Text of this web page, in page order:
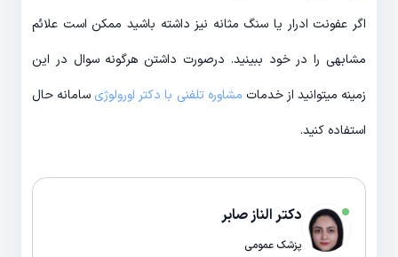
اگر عفونت ادرار یا سنگ مثانه نیز داشته باشید ممکن است علائم
مشابهی را در خود ببینید. درصورت داشتن هرگونه سوال در این
زمینه میتوانید از خدمات مشاوره تلفنی با دکتر اورولوژی سامانه حال
استفاده کنید.
دکتر الناز صابر
پزشک عمومی